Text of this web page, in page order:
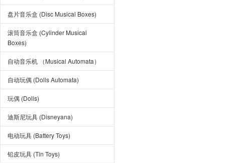
盘片音乐盒 (Disc Musical Boxes)
滚筒音乐盒 (Cylinder Musical
Boxes)
自动音乐机 （Musical Automata）
自动玩偶 (Dolls Automata)
玩偶 (Dolls)
迪斯尼玩具 (Disneyana)
电动玩具 (Battery Toys)
铅皮玩具 (Tin Toys)